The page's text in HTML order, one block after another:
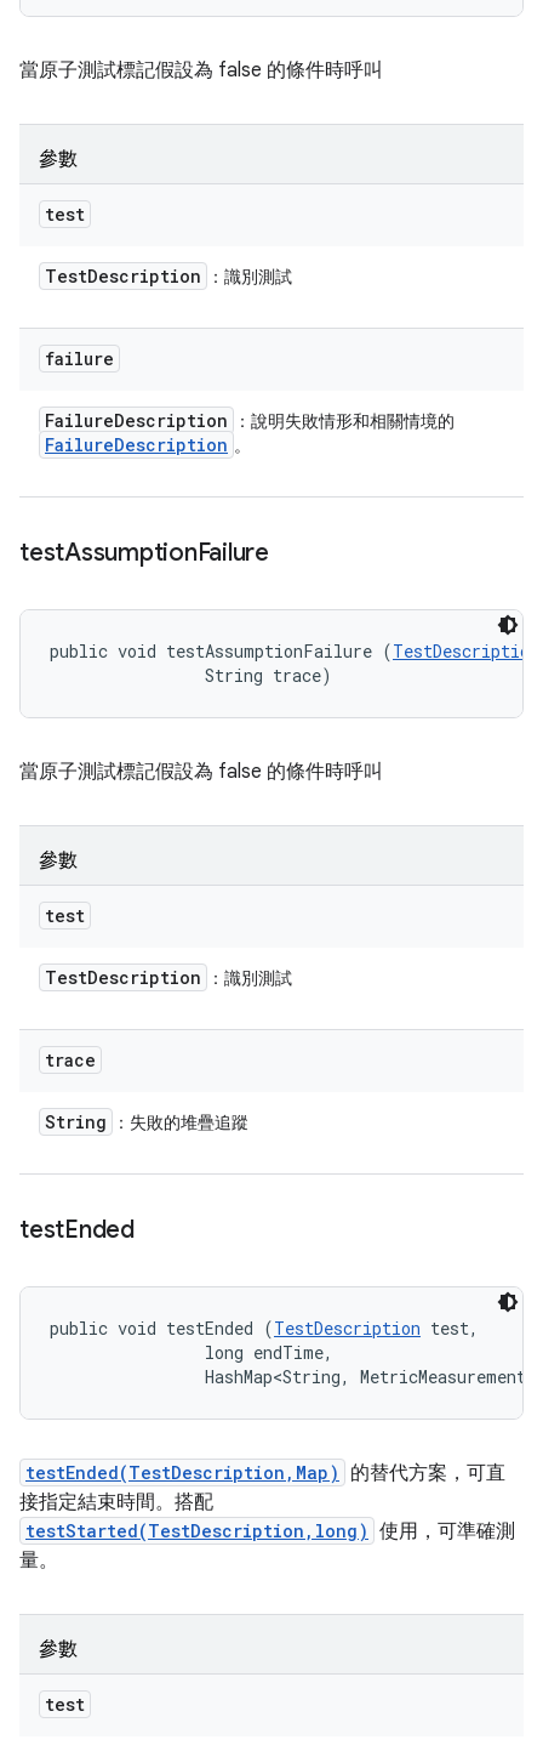
當原子測試標記假設為 false 的條件時呼叫
參數
test
TestDescription ：識別測試
failure
FailureDescription ：說明失敗情形和相關情境的
FailureDescription 。
testAssumptionFailure
public void testAssumptionFailure (TestDescription
                String trace)
當原子測試標記假設為 false 的條件時呼叫
參數
test
TestDescription ：識別測試
trace
String ：失敗的堆疊追蹤
testEnded
public void testEnded (TestDescription test,
                long endTime,
HashMap<String,
testEnded(TestDescription,Map)
的替代方案，可直
接指定結束時間。搭配
testStarted(TestDescription,long) 使用，可準確測
量。
參數
test